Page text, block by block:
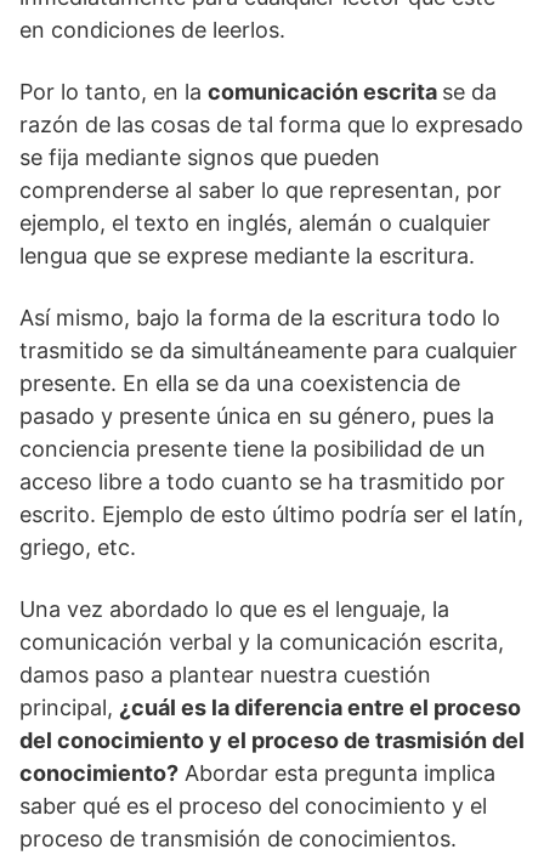
en condiciones de leerlos.
Por lo tanto, en la comunicación escrita se da
razón de las cosas de tal forma que lo expresado
se fija mediante signos que pueden
comprenderse al saber lo que representan, por
ejemplo, el texto en inglés, alemán o cualquier
lengua que se exprese mediante la escritura.
Así mismo, bajo la forma de la escritura todo lo
trasmitido se da simultáneamente para cualquier
presente. En ella se da una coexistencia de
pasado y presente única en su género, pues la
conciencia presente tiene la posibilidad de un
acceso libre a todo cuanto se ha trasmitido por
escrito. Ejemplo de esto último podría ser el latín,
griego, etc.
Una vez abordado lo que es el lenguaje, la
comunicación verbal y la comunicación escrita,
damos paso a plantear nuestra cuestión
principal, ¿cuál es la diferencia entre el proceso
del conocimiento y el proceso de trasmisión del
conocimiento? Abordar esta pregunta implica
saber qué es el proceso del conocimiento y el
proceso de transmisión de conocimientos.